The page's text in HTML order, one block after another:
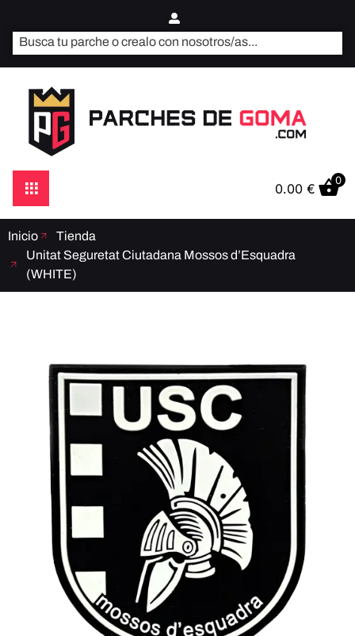
0.00 €
0
Inicio
Tienda
Unitat Seguretat Ciutadana Mossos d’Esquadra
(WHITE)